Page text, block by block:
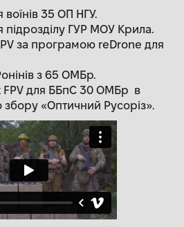
35 ОП НГУ.
підрозділу ГУР МОУ Крила.
за програмою reDrone для
з 65 ОМБр.
FPV для ББпС 30 ОМБр в
«Оптичний Русоріз».